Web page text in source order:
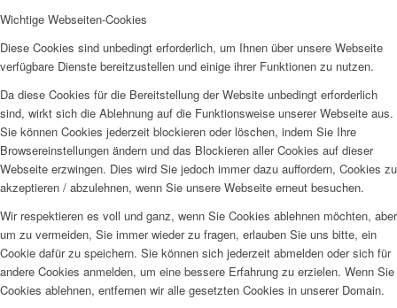
Wichtige Webseiten-Cookies
Diese Cookies sind unbedingt erforderlich, um Ihnen über unsere Webseite
verfügbare Dienste bereitzustellen und einige ihrer Funktionen zu nutzen.
Da diese Cookies für die Bereitstellung der Website unbedingt erforderlich
sind, wirkt sich die Ablehnung auf die Funktionsweise unserer Webseite aus.
Sie können Cookies jederzeit blockieren oder löschen, indem Sie Ihre
Browsereinstellungen ändern und das Blockieren aller Cookies auf dieser
Webseite erzwingen. Dies wird Sie jedoch immer dazu auffordern, Cookies zu
akzeptieren / abzulehnen, wenn Sie unsere Webseite erneut besuchen.
Wir respektieren es voll und ganz, wenn Sie Cookies ablehnen möchten, aber
um zu vermeiden, Sie immer wieder zu fragen, erlauben Sie uns bitte, ein
Cookie dafür zu speichern. Sie können sich jederzeit abmelden oder sich für
andere Cookies anmelden, um eine bessere Erfahrung zu erzielen. Wenn Sie
Cookies ablehnen, entfernen wir alle gesetzten Cookies in unserer Domain.